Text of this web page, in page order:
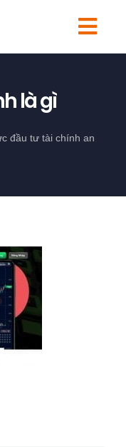
là gì
đầu tư tài chính an